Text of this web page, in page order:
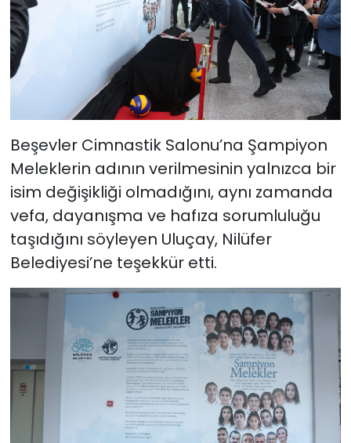
Beşevler Cimnastik Salonu’na Şampiyon
Meleklerin adının verilmesinin yalnızca bir
isim değişikliği olmadığını, aynı zamanda
vefa, dayanışma ve hafıza sorumluluğu
taşıdığını söyleyen Uluçay, Nilüfer
Belediyesi’ne teşekkür etti.